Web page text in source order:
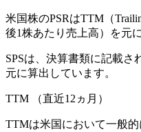
米国株のPSRはTTM（
後1株あたり売上高）を元
SPSは、決算書類に記載
元に算出しています。
TTM （直近12ヵ月）
TTMは米国において一般